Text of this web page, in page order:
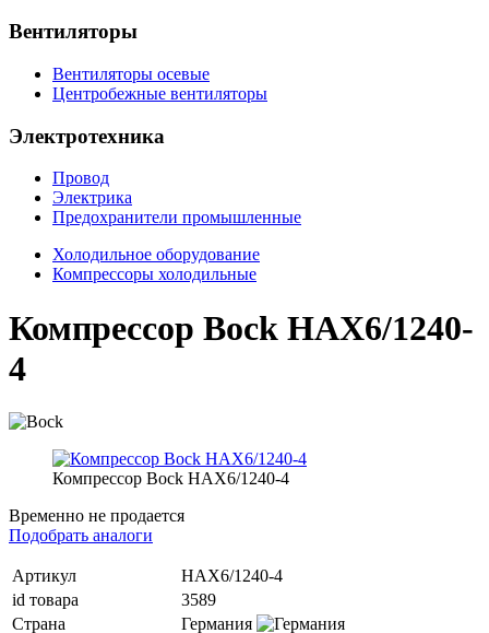
Вентиляторы
Вентиляторы осевые
Центробежные вентиляторы
Электротехника
Провод
Электрика
Предохранители промышленные
Холодильное оборудование
Компрессоры холодильные
Компрессор Bock HAX6/1240-
4
Компрессор Bock HAX6/1240-4
Временно не продается
Подобрать аналоги
Артикул
HAX6/1240-4
id товара
3589
Страна
Германия